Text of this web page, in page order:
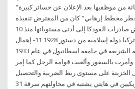
"ياهو" تسرّح 15 في المائة من موظفيها بعد الإعلان عن خسائر كبيرة
مخطط إرهابي" كان من المفترض تنفيذه
بذكرى 25 يناير انخفاض صادرات الفودكا إلى أدنى مستوياتها منذ 10
سنوات: 10- حذف بند أن تركيا دوله إسلاميه من دستور 1928 11- إهمال
التعليم الديني ثم إغلاق كلية الشريعة في جامعة اسطانبول في عام 1933
وأمرت بالسفور وألغيت قوامة الرجل كما إمر
الخزينة على مستوى ربط الضريبة والتحصيل
الضريبي توقيف 10 أمريكيين في هايتي يشتبه في محاولتهم سرقة 31